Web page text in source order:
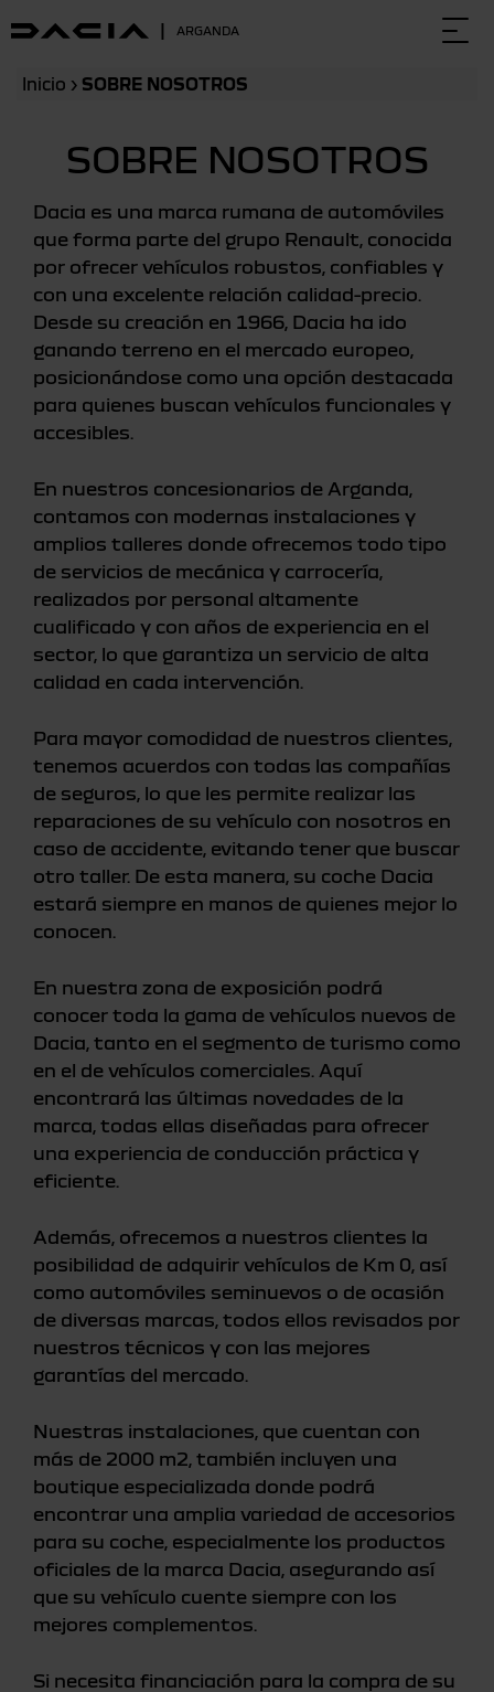
| ARGANDA
Inicio › SOBRE NOSOTROS
SOBRE NOSOTROS
Dacia es una marca rumana de automóviles
que forma parte del grupo Renault, conocida
por ofrecer vehículos robustos, confiables y
con una excelente relación calidad-precio.
Desde su creación en 1966, Dacia ha ido
ganando terreno en el mercado europeo,
posicionándose como una opción destacada
para quienes buscan vehículos funcionales y
accesibles.
En nuestros concesionarios de Arganda,
contamos con modernas instalaciones y
amplios talleres donde ofrecemos todo tipo
de servicios de mecánica y carrocería,
realizados por personal altamente
cualificado y con años de experiencia en el
sector, lo que garantiza un servicio de alta
calidad en cada intervención.
Para mayor comodidad de nuestros clientes,
tenemos acuerdos con todas las compañías
de seguros, lo que les permite realizar las
reparaciones de su vehículo con nosotros en
caso de accidente, evitando tener que buscar
otro taller. De esta manera, su coche Dacia
estará siempre en manos de quienes mejor lo
conocen.
En nuestra zona de exposición podrá
conocer toda la gama de vehículos nuevos de
Dacia, tanto en el segmento de turismo como
en el de vehículos comerciales. Aquí
encontrará las últimas novedades de la
marca, todas ellas diseñadas para ofrecer
una experiencia de conducción práctica y
eficiente.
Además, ofrecemos a nuestros clientes la
posibilidad de adquirir vehículos de Km 0, así
como automóviles seminuevos o de ocasión
de diversas marcas, todos ellos revisados por
nuestros técnicos y con las mejores
garantías del mercado.
Nuestras instalaciones, que cuentan con
más de 2000 m2, también incluyen una
boutique especializada donde podrá
encontrar una amplia variedad de accesorios
para su coche, especialmente los productos
oficiales de la marca Dacia, asegurando así
que su vehículo cuente siempre con los
mejores complementos.
Si necesita financiación para la compra de su